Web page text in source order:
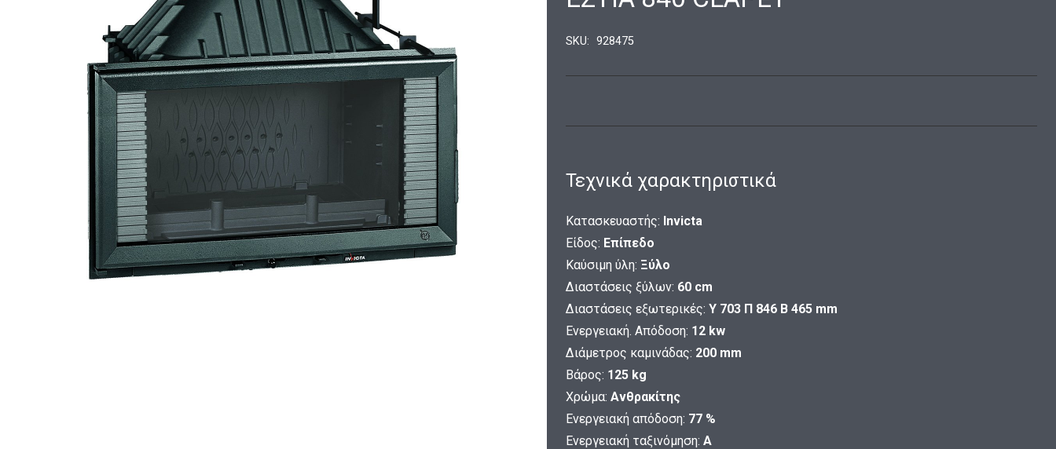
SKU: 928475
Τεχνικά χαρακτηριστικά
Κατασκευαστής: Invicta
Είδος: Επίπεδο
Καύσιμη ύλη: Ξύλο
Διαστάσεις ξύλων: 60 cm
Διαστάσεις εξωτερικές: Υ 703 Π 846 Β 465 mm
Ενεργειακή. Απόδοση: 12 kw
Διάμετρος καμινάδας: 200 mm
Βάρος: 125 kg
Χρώμα: Ανθρακίτης
Ενεργειακή απόδοση: 77 %
Ενεργειακή ταξινόμηση: A